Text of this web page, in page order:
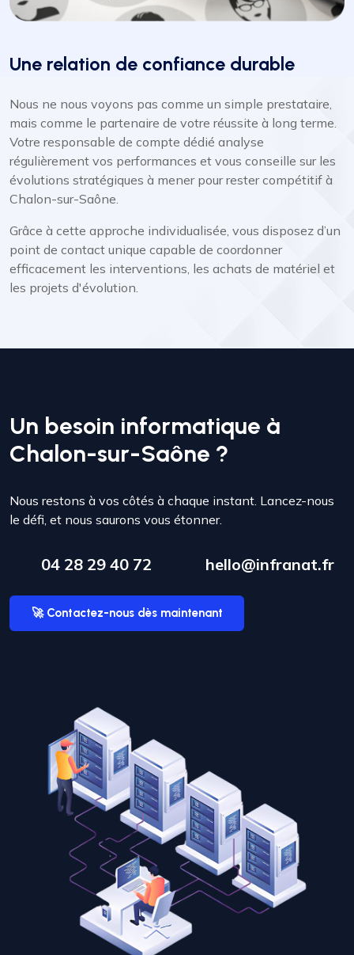
Une relation de confiance durable
Nous ne nous voyons pas comme un simple prestataire,
mais comme le partenaire de votre réussite à long terme.
Votre responsable de compte dédié analyse
régulièrement vos performances et vous conseille sur les
évolutions stratégiques à mener pour rester compétitif à
Chalon-sur-Saône.
Grâce à cette approche individualisée, vous disposez d’un
point de contact unique capable de coordonner
efficacement les interventions, les achats de matériel et
les projets d'évolution.
Un besoin informatique à
Chalon-sur-Saône ?
Nous restons à vos côtés à chaque instant. Lancez-nous
le défi, et nous saurons vous étonner.
04 28 29 40 72 hello@infranat.fr
🚀 Contactez-nous dès maintenant